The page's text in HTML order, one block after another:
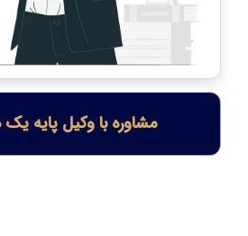
مشاوره با وکیل پایه